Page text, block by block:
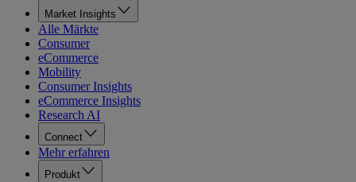
Market Insights
Alle Märkte
Consumer
eCommerce
Mobility
Consumer Insights
eCommerce Insights
Research AI
Connect
Mehr erfahren
Produkt